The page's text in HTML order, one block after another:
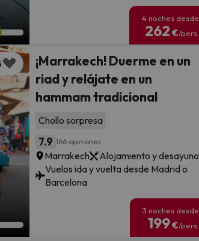
4 noches desde
262 €/pers.
¡Marrakech! Duerme en un
riad y relájate en un
hammam tradicional
Chollo sorpresa
7.9 166 opiniones
Marrakech
Alojamiento y desayuno
Vuelos ida y vuelta desde Madrid o
Barcelona
3 noches desde
199€/pers.